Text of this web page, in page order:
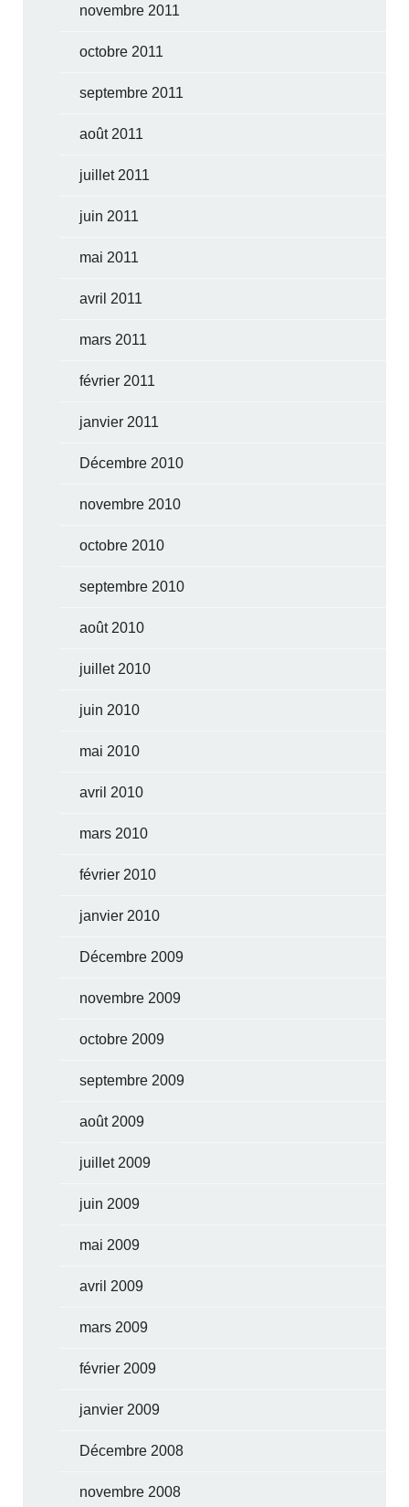
novembre 2011
octobre 2011
septembre 2011
août 2011
juillet 2011
juin 2011
mai 2011
avril 2011
mars 2011
février 2011
janvier 2011
Décembre 2010
novembre 2010
octobre 2010
septembre 2010
août 2010
juillet 2010
juin 2010
mai 2010
avril 2010
mars 2010
février 2010
janvier 2010
Décembre 2009
novembre 2009
octobre 2009
septembre 2009
août 2009
juillet 2009
juin 2009
mai 2009
avril 2009
mars 2009
février 2009
janvier 2009
Décembre 2008
novembre 2008